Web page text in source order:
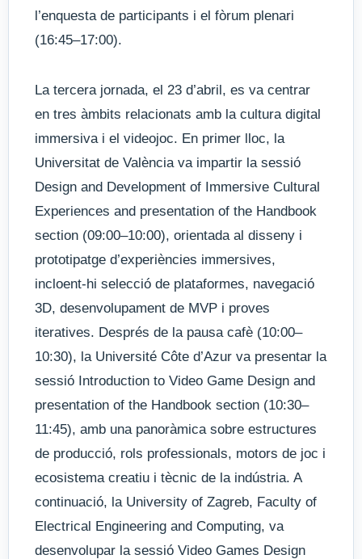
l’enquesta de participants i el fòrum plenari
(16:45–17:00).
La tercera jornada, el 23 d’abril, es va centrar
en tres àmbits relacionats amb la cultura digital
immersiva i el videojoc. En primer lloc, la
Universitat de València va impartir la sessió
Design and Development of Immersive Cultural
Experiences and presentation of the Handbook
section (09:00–10:00), orientada al disseny i
prototipatge d’experiències immersives,
incloent-hi selecció de plataformes, navegació
3D, desenvolupament de MVP i proves
iteratives. Després de la pausa cafè (10:00–
10:30), la Université Côte d’Azur va presentar la
sessió Introduction to Video Game Design and
presentation of the Handbook section (10:30–
11:45), amb una panoràmica sobre estructures
de producció, rols professionals, motors de joc i
ecosistema creatiu i tècnic de la indústria. A
continuació, la University of Zagreb, Faculty of
Electrical Engineering and Computing, va
desenvolupar la sessió Video Games Design